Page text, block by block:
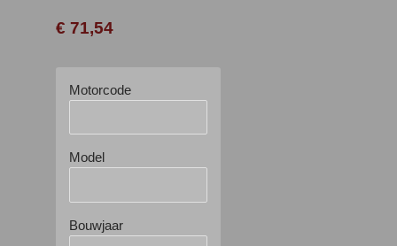
€ 71,54
Motorcode
Model
Bouwjaar